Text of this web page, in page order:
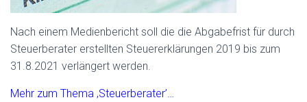
Nach einem Medienbericht soll die die Abgabefrist für durch
Steuerberater erstellten Steuererklärungen 2019 bis zum
31.8.2021 verlängert werden.
Mehr zum Thema ‚Steuerberater’…